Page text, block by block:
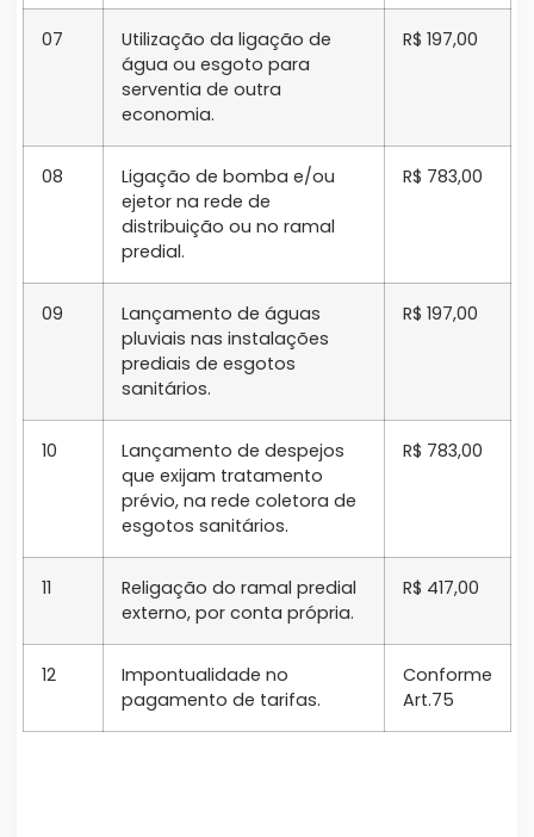
07
Utilização da ligação de
água ou esgoto para
serventia de outra
economia.
R$ 197,00
08
Ligação de bomba e/ou
ejetor na rede de
distribuição ou no ramal
predial.
R$ 783,00
09
Lançamento de águas
pluviais nas instalações
prediais de esgotos
sanitários.
R$ 197,00
10
Lançamento de despejos
que exijam tratamento
prévio, na rede coletora de
esgotos sanitários.
R$ 783,00
11
Religação do ramal predial
externo, por conta própria.
R$ 417,00
12
Impontualidade no
pagamento de tarifas.
Conforme
Art.75